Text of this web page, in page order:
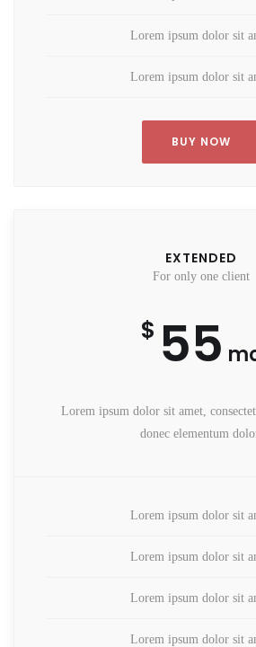
Lorem ipsum dolor sit
Lorem ipsum dolor sit
BUY NOW
EXTENDED
For only one client
$ 55
Lorem ipsum dolor sit amet,
donec elementum
Lorem ipsum dolor sit
Lorem ipsum dolor sit
Lorem ipsum dolor sit
Lorem ipsum dolor sit